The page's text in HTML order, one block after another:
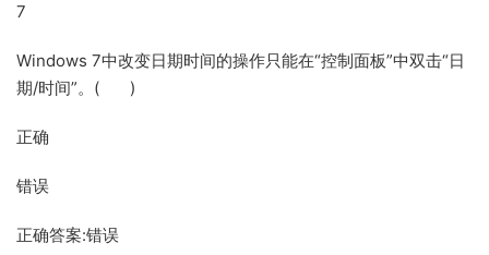
7
Windows 7中改变日期时间的操作只能在“控制面板”中双击“日
期/时间”。( )
正确
错误
正确答案:错误